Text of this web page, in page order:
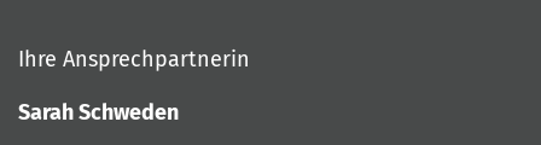
Ihre Ansprechpartnerin
Sarah Schweden